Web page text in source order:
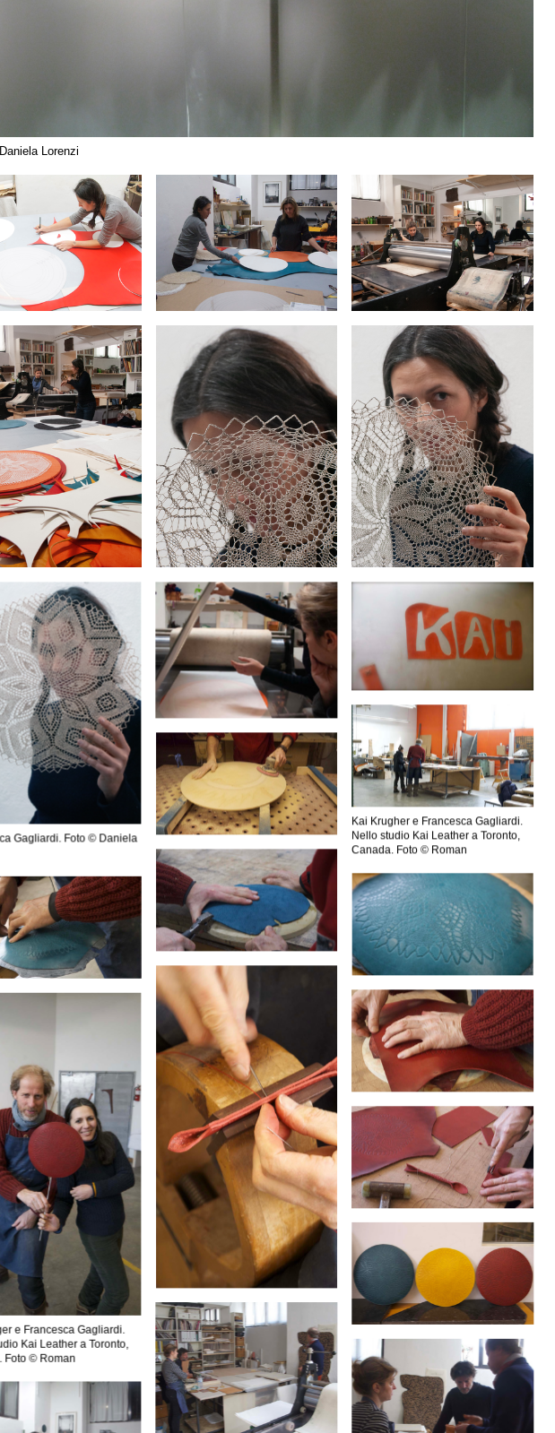
Lorenzi
Gagliardi. Foto © Daniela
Kai Krugher e Francesca Gagliardi.
Nello studio Kai Leather a Toronto,
Canada. Foto © Roman
e Francesca Gagliardi.
Kai Leather a Toronto,
Foto © Roman